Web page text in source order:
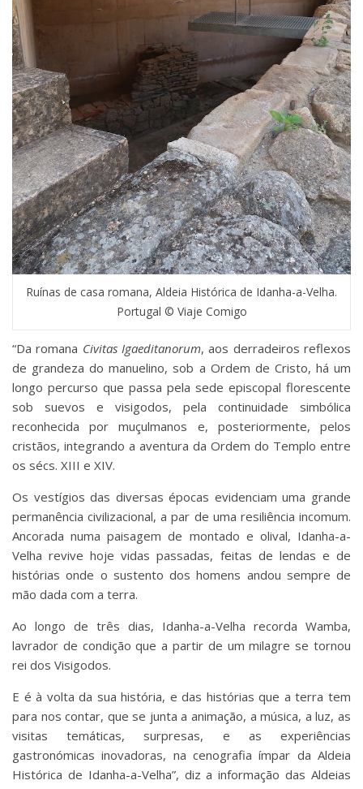
Ruínas de casa romana, Aldeia Histórica de Idanha-a-Velha.
Portugal © Viaje Comigo
“Da romana Civitas Igaeditanorum, aos derradeiros reflexos
de grandeza do manuelino, sob a Ordem de Cristo, há um
longo percurso que passa pela sede episcopal florescente
sob suevos e visigodos, pela continuidade simbólica
reconhecida por muçulmanos e, posteriormente, pelos
cristãos, integrando a aventura da Ordem do Templo entre
os sécs. XIII e XIV.
Os vestígios das diversas épocas evidenciam uma grande
permanência civilizacional, a par de uma resiliência incomum.
Ancorada numa paisagem de montado e olival, Idanha-a-
Velha revive hoje vidas passadas, feitas de lendas e de
histórias onde o sustento dos homens andou sempre de
mão dada com a terra.
Ao longo de três dias, Idanha-a-Velha recorda Wamba,
lavrador de condição que a partir de um milagre se tornou
rei dos Visigodos.
E é à volta da sua história, e das histórias que a terra tem
para nos contar, que se junta a animação, a música, a luz, as
visitas temáticas, surpresas, e as experiências
gastronómicas inovadoras, na cenografia ímpar da Aldeia
Histórica de Idanha-a-Velha”, diz a informação das Aldeias